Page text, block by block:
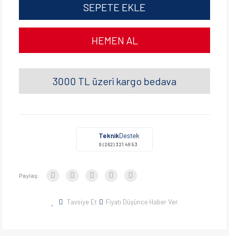
SEPETE EKLE
HEMEN AL
3000 TL üzeri kargo bedava
TeknikDestek
0 (262) 321 46 53
Paylaş:
Tavsiye Et Fiyatı Düşünce Haber Ver